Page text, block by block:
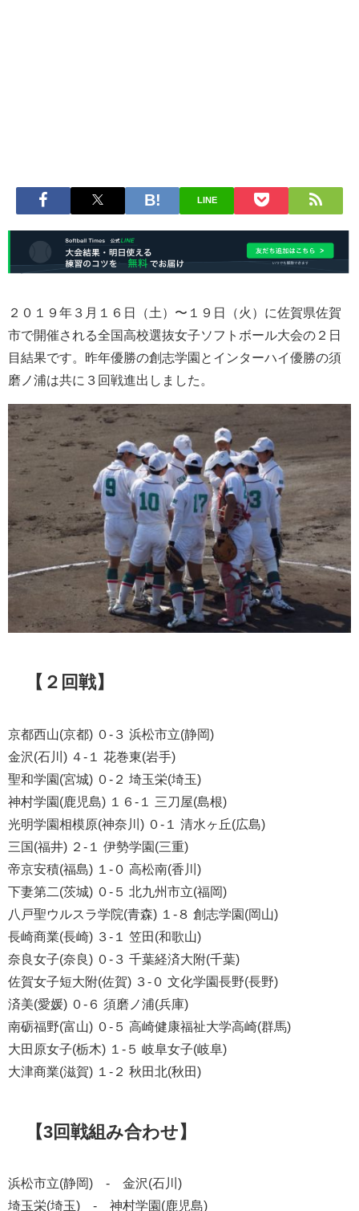
LINE
２０１９年３月１６日（土）〜１９日（火）に佐賀県佐賀
市で開催される全国高校選抜女子ソフトボール大会の２日
目結果です。昨年優勝の創志学園とインターハイ優勝の須
磨ノ浦は共に３回戦進出しました。
【２回戦】
京都西山(京都) ０-３ 浜松市立(静岡)
金沢(石川) ４-１ 花巻東(岩手)
聖和学園(宮城) ０-２ 埼玉栄(埼玉)
神村学園(鹿児島) １６-１ 三刀屋(島根)
光明学園相模原(神奈川) ０-１ 清水ヶ丘(広島)
三国(福井) ２-１ 伊勢学園(三重)
帝京安積(福島) １-０ 高松南(香川)
下妻第二(茨城) ０-５ 北九州市立(福岡)
八戸聖ウルスラ学院(青森) １-８ 創志学園(岡山)
長崎商業(長崎) ３-１ 笠田(和歌山)
奈良女子(奈良) ０-３ 千葉経済大附(千葉)
佐賀女子短大附(佐賀) ３-０ 文化学園長野(長野)
済美(愛媛) ０-６ 須磨ノ浦(兵庫)
南砺福野(富山) ０-５ 高崎健康福祉大学高崎(群馬)
大田原女子(栃木) １-５ 岐阜女子(岐阜)
大津商業(滋賀) １-２ 秋田北(秋田)
【3回戦組み合わせ】
浜松市立(静岡) - 金沢(石川)
埼玉栄(埼玉) - 神村学園(鹿児島)